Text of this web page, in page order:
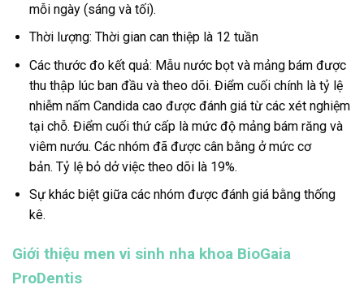
mỗi ngày (sáng và tối).
Thời lượng: Thời gian can thiệp là 12 tuần
Các thước đo kết quả: Mẫu nước bọt và mảng bám được
thu thập lúc ban đầu và theo dõi. Điểm cuối chính là tỷ lệ
nhiễm nấm Candida cao được đánh giá từ các xét nghiệm
tại chỗ. Điểm cuối thứ cấp là mức độ mảng bám răng và
viêm nướu. Các nhóm đã được cân bằng ở mức cơ
bản. Tỷ lệ bỏ dở việc theo dõi là 19%.
Sự khác biệt giữa các nhóm được đánh giá bằng thống
kê.
Giới thiệu men vi sinh nha khoa BioGaia
ProDentis